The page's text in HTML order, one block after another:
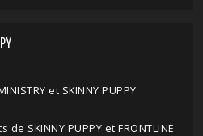
et SKINNY PUPPY
de SKINNY PUPPY et FRONTLINE